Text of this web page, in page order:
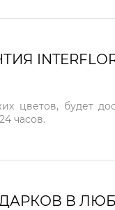
цветов, будет
часов.
В